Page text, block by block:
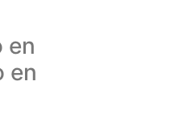
en
en